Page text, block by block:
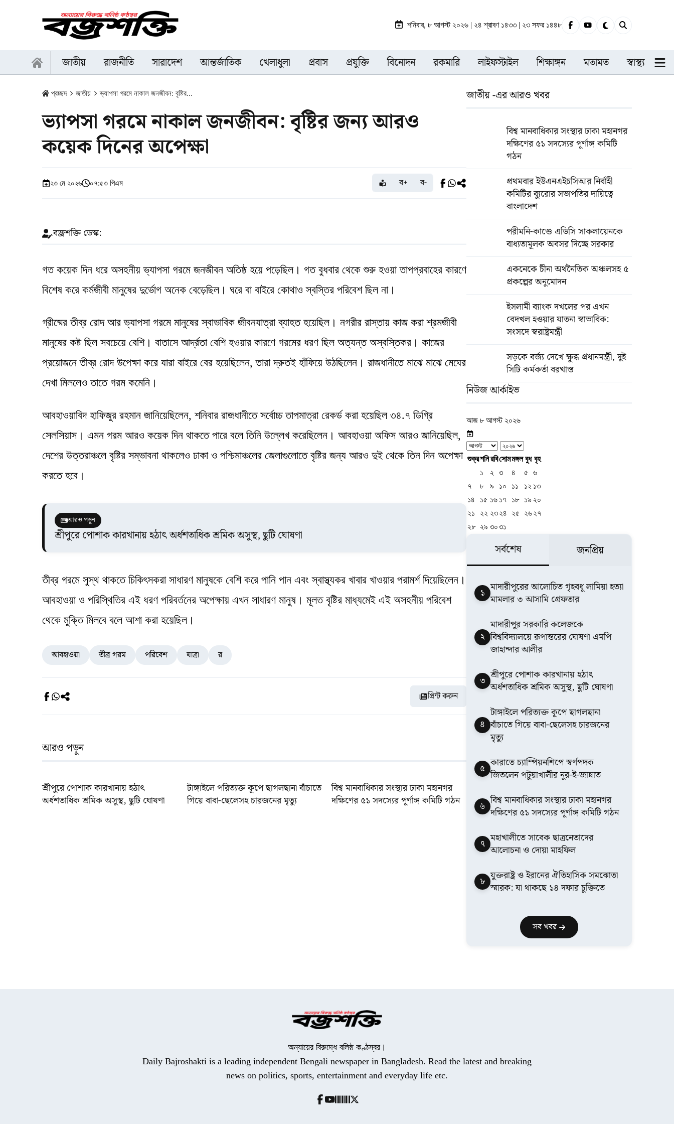
শনিবার, ৮ আগস্ট ২০২৬ | ২৪ শ্রাবণ ১৪৩৩ | ২৩ সফর ১৪৪৮
জাতীয় রাজনীতি সারাদেশ আন্তর্জাতিক খেলাধুলা প্রবাস প্রযুক্তি বিনোদন রকমারি লাইফস্টাইল শিক্ষাঙ্গন মতামত স্বাস্থ্য
প্রচ্ছদ জাতীয় ভ্যাপসা গরমে নাকাল জনজীবন: বৃষ্টির...
ভ্যাপসা গরমে নাকাল জনজীবন: বৃষ্টির জন্য আরও
কয়েক দিনের অপেক্ষা
২৩ মে ২০২৬ ০৭:৫৩ পিএম ব+ ব-
বজ্রশক্তি ডেস্ক:
গত কয়েক দিন ধরে অসহনীয় ভ্যাপসা গরমে জনজীবন অতিষ্ঠ হয়ে পড়েছিল। গত বুধবার থেকে শুরু হওয়া তাপপ্রবাহের কারণে
বিশেষ করে কর্মজীবী মানুষের দুর্ভোগ অনেক বেড়েছিল। ঘরে বা বাইরে কোথাও স্বস্তির পরিবেশ ছিল না।
গ্রীষ্মের তীব্র রোদ আর ভ্যাপসা গরমে মানুষের স্বাভাবিক জীবনযাত্রা ব্যাহত হয়েছিল। নগরীর রাস্তায় কাজ করা শ্রমজীবী
মানুষের কষ্ট ছিল সবচেয়ে বেশি। বাতাসে আর্দ্রতা বেশি হওয়ার কারণে গরমের ধরণ ছিল অত্যন্ত অস্বস্তিকর। কাজের
প্রয়োজনে তীব্র রোদ উপেক্ষা করে যারা বাইরে বের হয়েছিলেন, তারা দ্রুতই হাঁফিয়ে উঠছিলেন। রাজধানীতে মাঝে মাঝে মেঘের
দেখা মিললেও তাতে গরম কমেনি।
আবহাওয়াবিদ হাফিজুর রহমান জানিয়েছিলেন, শনিবার রাজধানীতে সর্বোচ্চ তাপমাত্রা রেকর্ড করা হয়েছিল ৩৪.৭ ডিগ্রি
সেলসিয়াস। এমন গরম আরও কয়েক দিন থাকতে পারে বলে তিনি উল্লেখ করেছিলেন। আবহাওয়া অফিস আরও জানিয়েছিল,
দেশের উত্তরাঞ্চলে বৃষ্টির সম্ভাবনা থাকলেও ঢাকা ও পশ্চিমাঞ্চলের জেলাগুলোতে বৃষ্টির জন্য আরও দুই থেকে তিন দিন অপেক্ষা
করতে হবে।
আরও পড়ুন
শ্রীপুরে পোশাক কারখানায় হঠাৎ অর্ধশতাধিক শ্রমিক অসুস্থ, ছুটি ঘোষণা
তীব্র গরমে সুস্থ থাকতে চিকিৎসকরা সাধারণ মানুষকে বেশি করে পানি পান এবং স্বাস্থ্যকর খাবার খাওয়ার পরামর্শ দিয়েছিলেন।
আবহাওয়া ও পরিস্থিতির এই ধরণ পরিবর্তনের অপেক্ষায় এখন সাধারণ মানুষ। মূলত বৃষ্টির মাধ্যমেই এই অসহনীয় পরিবেশ
থেকে মুক্তি মিলবে বলে আশা করা হয়েছিল।
আবহাওয়া তীব্র গরম পরিবেশ যাত্রা র
প্রিন্ট করুন
আরও পড়ুন
শ্রীপুরে পোশাক কারখানায় হঠাৎ
অর্ধশতাধিক শ্রমিক অসুস্থ, ছুটি ঘোষণা
টাঙ্গাইলে পরিত্যক্ত কূপে ছাগলছানা বাঁচাতে
গিয়ে বাবা-ছেলেসহ চারজনের মৃত্যু
বিশ্ব মানবাধিকার সংস্থার ঢাকা মহানগর
দক্ষিণের ৫১ সদস্যের পূর্ণাঙ্গ কমিটি গঠন
জাতীয় -এর আরও খবর
বিশ্ব মানবাধিকার সংস্থার ঢাকা মহানগর
দক্ষিণের ৫১ সদস্যের পূর্ণাঙ্গ কমিটি
গঠন
প্রথমবার ইউএনএইচসিআর নির্বাহী
কমিটির ব্যুরোর সভাপতির দায়িত্বে
বাংলাদেশ
পরীমনি-কাণ্ডে এডিসি সাকলায়েনকে
বাধ্যতামূলক অবসর দিচ্ছে সরকার
একনেকে চীনা অর্থনৈতিক অঞ্চলসহ ৫
প্রকল্পের অনুমোদন
ইসলামী ব্যাংক দখলের পর এখন
বেদখল হওয়ার যাতনা স্বাভাবিক:
সংসদে স্বরাষ্ট্রমন্ত্রী
সড়কে বর্জ্য দেখে ক্ষুব্ধ প্রধানমন্ত্রী, দুই
সিটি কর্মকর্তা বরখাস্ত
নিউজ আর্কাইভ
আজ ৮ আগস্ট ২০২৬
শুক্রশনিরবিসোমমঙ্গল বুধ বৃহ
১
২ ৩ ৪ ৫
৬
৭
৮ ৯ ১০ ১১ ১২ ১৩
১৪
১৫ ১৬ ১৭ ১৮ ১৯ ২০
২১
২২ ২৩২৪ ২৫ ২৬২৭
২৮ ২৯ ৩০৩১
সর্বশেষ জনপ্রিয়
১ মাদারীপুরের আলোচিত গৃহবধূ লামিয়া হত্যা
মামলার ৩ আসামি গ্রেফতার
২
মাদারীপুর সরকারি কলেজকে
বিশ্ববিদ্যালয়ে রূপান্তরের ঘোষণা এমপি
জাহান্দার আলীর
৩ শ্রীপুরে পোশাক কারখানায় হঠাৎ
অর্ধশতাধিক শ্রমিক অসুস্থ, ছুটি ঘোষণা
৪
টাঙ্গাইলে পরিত্যক্ত কূপে ছাগলছানা
বাঁচাতে গিয়ে বাবা-ছেলেসহ চারজনের
মৃত্যু
৫ কারাতে চ্যাম্পিয়নশিপে স্বর্ণপদক
জিতলেন পটুয়াখালীর নুর-ই-জান্নাত
৬ বিশ্ব মানবাধিকার সংস্থার ঢাকা মহানগর
দক্ষিণের ৫১ সদস্যের পূর্ণাঙ্গ কমিটি গঠন
৭ মহাখালীতে সাবেক ছাত্রনেতাদের
আলোচনা ও দোয়া মাহফিল
৮ যুক্তরাষ্ট্র ও ইরানের ঐতিহাসিক সমঝোতা
স্মারক: যা থাকছে ১৪ দফার চুক্তিতে
সব খবর
অন্যায়ের বিরুদ্ধে বলিষ্ঠ কণ্ঠস্বর।
Daily Bajroshakti is a leading independent Bengali newspaper in Bangladesh. Read the latest and breaking
news on politics, sports, entertainment and everyday life etc.